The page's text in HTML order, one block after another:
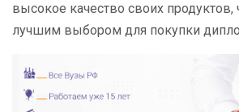
высокое качество своих продуктов,
лучшим выбором для покупки